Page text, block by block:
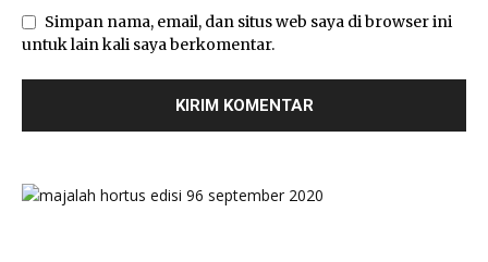
Simpan nama, email, dan situs web saya di browser ini
untuk lain kali saya berkomentar.